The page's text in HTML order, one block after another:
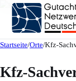
Startseite/Orte/Kfz-
Kfz-